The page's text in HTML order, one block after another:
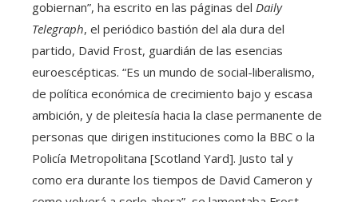
gobiernan”, ha escrito en las páginas del Daily
Telegraph, el periódico bastión del ala dura del
partido, David Frost, guardián de las esencias
euroescépticas. “Es un mundo de social-liberalismo,
de política económica de crecimiento bajo y escasa
ambición, y de pleitesía hacia la clase permanente de
personas que dirigen instituciones como la BBC o la
Policía Metropolitana [Scotland Yard]. Justo tal y
como era durante los tiempos de David Cameron y